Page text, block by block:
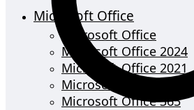
Microsoft Office
Microsoft Office
Microsoft Office 2024
Microsoft Office 2021
Microsoft Office 2019
Microsoft Office 365